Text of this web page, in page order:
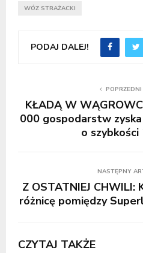
WÓZ STRAŻACKI
PODAJ DALEJ!
KŁADĄ W
000 gospodarstw
o szybkości
NASTĘPNY
Z OSTATNIEJ CHWILI:
różnicę pomiędzy
CZYTAJ TAKŻE